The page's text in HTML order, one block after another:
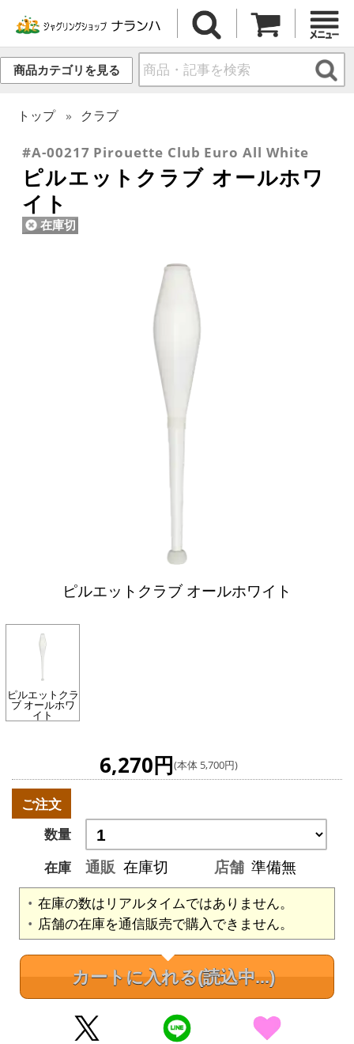
商品カテゴリを見る
トップ クラブ
#A-00217 Pirouette Club Euro All White
ピルエットクラブ オールホワ
イト
在庫切
ピルエットクラブ オールホワイト
ピルエットクラ
ブ オールホワ
イト
6,270円(本体 5,700円)
ご注文
数量
在庫
通販 在庫切 店舗 準備無
在庫の数はリアルタイムではありません。
店舗の在庫を通信販売で購入できません。
カートに入れる(読込中...)